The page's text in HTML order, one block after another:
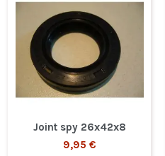
Joint spy 26x42x8
9,95 €